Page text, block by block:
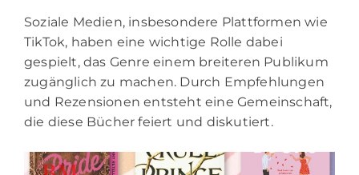
Soziale Medien, insbesondere Plattformen wie
TikTok, haben eine wichtige Rolle dabei
gespielt, das Genre einem breiteren Publikum
zugänglich zu machen. Durch Empfehlungen
und Rezensionen entsteht eine Gemeinschaft,
die diese Bücher feiert und diskutiert.